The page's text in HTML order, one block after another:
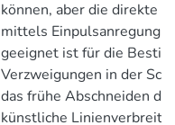
können, aber die direkte
mittels Einpulsanregung
geeignet ist für die
Verzweigungen in der
das frühe Abschneiden
künstliche